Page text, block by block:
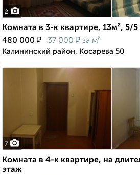
2
Комната в 3-к квартире, 13м², 5/
480 000 ₽ 37 000 ₽ за м²
Калининский район, Косарева 50
7
Комната в 4-к квартире, на
этаж